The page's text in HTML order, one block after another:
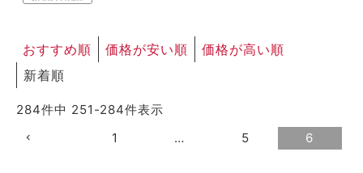
おすすめ順 価格が安い順
価格が高い順
新着順
284件中 251 -284件表示
1
… 5 6